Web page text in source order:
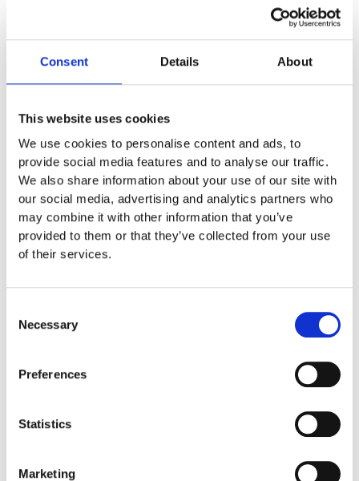
Consent Details About
This website uses cookies
We use cookies to personalise content and ads, to
provide social media features and to analyse our traffic.
We also share information about your use of our site with
our social media, advertising and analytics partners who
may combine it with other information that you’ve
provided to them or that they’ve collected from your use
of their services.
Selection
Necessary
Preferences
Statistics
Marketing
mm - för fallhöjd till och med
mm - för fallhöjd 1,2 meter
Euroflex fallskyddsmatta 50
mm – för fallhöjd 1,7 meter
Euroflex fallskyddsmatta 70
mm - för fallhöjd 2,1 meter
Euroflex fallskyddsmatta 80
mm - för fallhöjd 2,4 meter
Euroflex fallskyddsmatta 90
Nordic rubber safe tiles 40
Nordic rubber safe tiles 55
Nordic rubber safe tiles 75
mm – fallhöjd upp till 2,5 m
Euroflex hel & halvkulor /
Euroflex kub / kub EPDM